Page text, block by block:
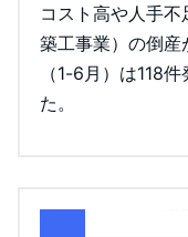
コスト高や人手
築工事業）の倒
（1-6月）は118
た。